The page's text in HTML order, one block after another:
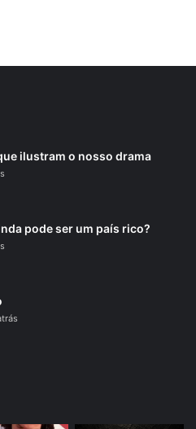
ilustram o nosso drama
pode ser um país rico?